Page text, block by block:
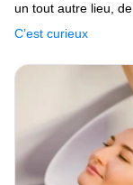
C’est curieux
un tout autre lieu,
distincte, mais aussi
personnes et que